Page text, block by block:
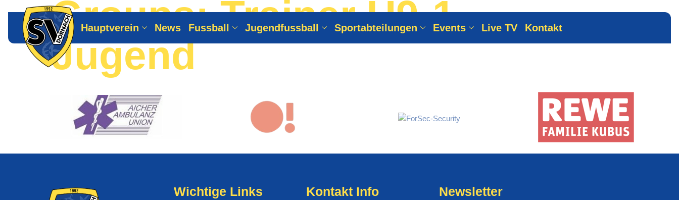
Hauptverein News Fussball Jugendfussball Sportabteilungen Events Live TV Kontakt
Groups:Trainer U9-1 -
Jugend
Wichtige Links Kontakt Info Newsletter